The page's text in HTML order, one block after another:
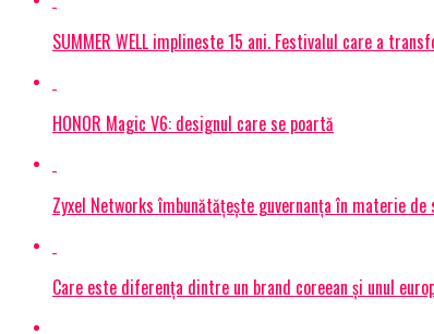
SUMMER WELL implineste 15 ani. Festivalul care a
HONOR Magic V6: designul care se poartă
Zyxel Networks îmbunătățește guvernanța în materie
Care este diferența dintre un brand coreean și unul